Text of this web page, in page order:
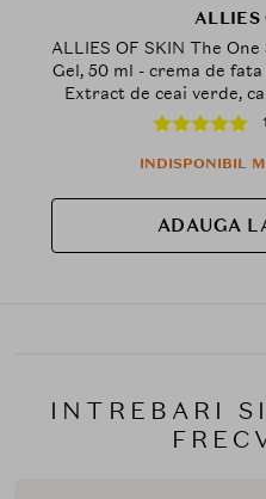
ALLIES
ALLIES OF SKIN The
Gel, 50 ml - crema de
Extract de ceai verde,
UVA/UVB si la
INDISPONIBIL
ADAUGA
INTREBARI